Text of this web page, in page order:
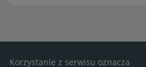
Korzystanie z serwisu oznacza